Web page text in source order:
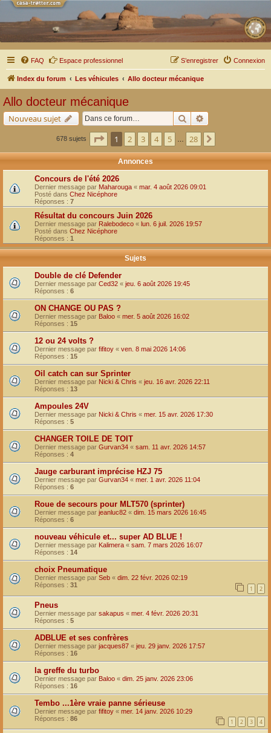
FAQ Espace professionnel Connexion
S’enregistrer
Index du forum Les véhicules Allo docteur mécanique
Allo docteur mécanique
Nouveau sujet Rechercher
678 sujets Page sur28
1 2 3 4 5 28
Annonces
Concours de l'été 2026
Dernier message par Maharouga « mar. 4 août 2026 09:01
Posté dans Chez Nicéphore
Réponses : 7
Résultat du concours Juin 2026
Dernier message par Ralebodeco « lun. 6 juil. 2026 19:57
Posté dans Chez Nicéphore
Réponses : 1
Sujets
Double de clé Defender
Dernier message par Ced32 « jeu. 6 août 2026 19:45
Réponses : 6
ON CHANGE OU PAS ?
Dernier message par Baloo « mer. 5 août 2026 16:02
Réponses : 15
12 ou 24 volts ?
Dernier message par fifitoy « ven. 8 mai 2026 14:06
Réponses : 15
Oil catch can sur Sprinter
Dernier message par Nicki & Chris « jeu. 16 avr. 2026 22:11
Réponses : 13
Ampoules 24V
Dernier message par Nicki & Chris « mer. 15 avr. 2026 17:30
Réponses : 5
CHANGER TOILE DE TOIT
Dernier message par Gurvan34 « sam. 11 avr. 2026 14:57
Réponses : 4
Jauge carburant imprécise HZJ 75
Dernier message par Gurvan34 « mer. 1 avr. 2026 11:04
Réponses : 6
Roue de secours pour MLT570 (sprinter)
Dernier message par jeanluc82 « dim. 15 mars 2026 16:45
Réponses : 6
nouveau véhicule et... super AD BLUE !
Dernier message par Kalimera « sam. 7 mars 2026 16:07
Réponses : 14
choix Pneumatique
Dernier message par Seb « dim. 22 févr. 2026 02:19
Réponses : 31 1 2
Pneus
Dernier message par sakapus « mer. 4 févr. 2026 20:31
Réponses : 5
ADBLUE et ses confrères
Dernier message par jacques87 « jeu. 29 janv. 2026 17:57
Réponses : 16
la greffe du turbo
Dernier message par Baloo « dim. 25 janv. 2026 23:06
Réponses : 16
Tembo ...1ère vraie panne sérieuse
Dernier message par fifitoy « mer. 14 janv. 2026 10:29
Réponses : 86 1 2 3 4